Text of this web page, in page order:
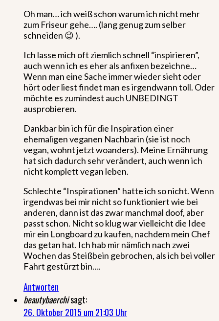
Oh man… ich weiß schon warum ich nicht mehr
zum Friseur gehe…. (lang genug zum selber
schneiden 😉 ).
Ich lasse mich oft ziemlich schnell “inspirieren”,
auch wenn ich es eher als anfixen bezeichne…
Wenn man eine Sache immer wieder sieht oder
hört oder liest findet man es irgendwann toll. Oder
möchte es zumindest auch UNBEDINGT
ausprobieren.
Dankbar bin ich für die Inspiration einer
ehemaligen veganen Nachbarin (sie ist noch
vegan, wohnt jetzt woanders). Meine Ernährung
hat sich dadurch sehr verändert, auch wenn ich
nicht komplett vegan leben.
Schlechte “Inspirationen” hatte ich so nicht. Wenn
irgendwas bei mir nicht so funktioniert wie bei
anderen, dann ist das zwar manchmal doof, aber
passt schon. Nicht so klug war vielleicht die Idee
mir ein Longboard zu kaufen, nachdem mein Chef
das getan hat. Ich hab mir nämlich nach zwei
Wochen das Steißbein gebrochen, als ich bei voller
Fahrt gestürzt bin….
Antworten
beautybaerchisagt:
26. Oktober 2015 um 21:03 Uhr